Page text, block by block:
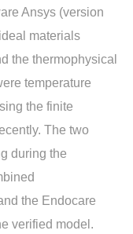
Ansys (version
materials
the thermophysical
temperature
the finite
The two
during the
the Endocare
verified model.